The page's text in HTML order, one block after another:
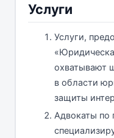
Услуги
Услуги,
охватывают
в области
защиты
Адвокаты по